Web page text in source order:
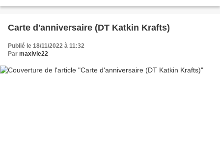
Carte d'anniversaire (DT Katkin Krafts)
Publié le 18/11/2022 à 11:32
Par maxivie22